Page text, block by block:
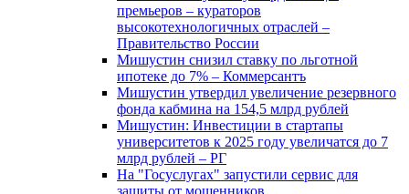
премьеров – кураторов
высокотехнологичных отраслей –
Правительство России
Мишустин снизил ставку по льготной
ипотеке до 7% – Коммерсантъ
Мишустин утвердил увеличение резервного
фонда кабмина на 154,5 млрд рублей
Мишустин: Инвестиции в стартапы
университетов к 2025 году увеличатся до 7
млрд рублей – РГ
На "Госуслугах" запустили сервис для
защиты от мошенников